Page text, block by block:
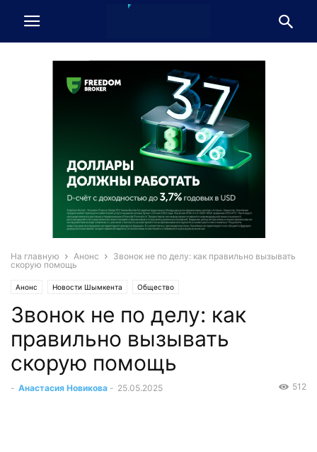
На главную Анонс
Звонок не по делу: как правильно вызывать
скорую помощь
Анонс Новости Шымкента Общество
Звонок не по делу: как
правильно вызывать
скорую помощь
- Анастасия Новикова - 25.05.2025 512